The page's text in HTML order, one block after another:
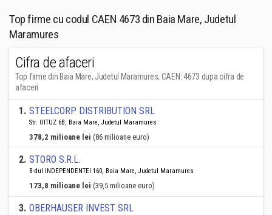
Top firme cu codul CAEN 4673 din Baia Mare, Judetul
Maramures
Cifra de afaceri
Top firme din Baia Mare, Judetul Maramures, CAEN: 4673 dupa cifra de
afaceri
1. STEELCORP DISTRIBUTION SRL
Str. OITUZ 6B, Baia Mare, Judetul Maramures
378,2 milioane lei (86 milioane euro)
2. STORO S.R.L.
B-dul INDEPENDENTEI 160, Baia Mare, Judetul Maramures
173,8 milioane lei (39,5 milioane euro)
3. OBERHAUSER INVEST SRL